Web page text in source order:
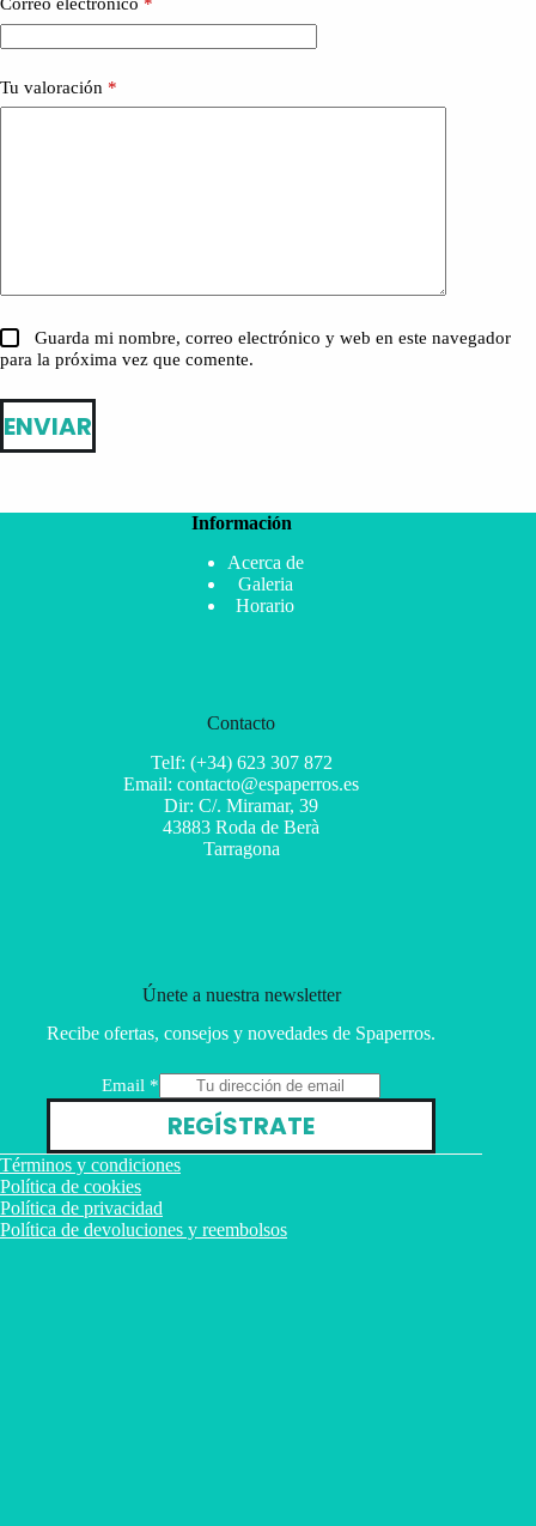
Tu valoración *
Guarda mi nombre, correo electrónico y web en este navegador
para la próxima vez que comente.
ENVIAR
Información
Acerca de
Galeria
Horario
Contacto
Telf: (+34) 623 307 872
Email: contacto@espaperros.es
Dir: C/. Miramar, 39
43883 Roda de Berà
Tarragona
Únete a nuestra newsletter
Recibe ofertas, consejos y novedades de Spaperros.
m
i
l
Email *
REGÍSTRATE
Términos y condiciones
Política de cookies
Política de privacidad
Política de devoluciones y reembolsos